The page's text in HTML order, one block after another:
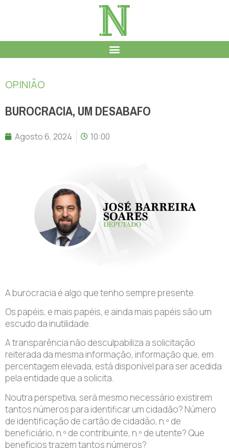
OPINIÃO
BUROCRACIA, UM DESABAFO
Agosto 6, 2024 10:00
A burocracia é algo que tenho sempre presente.
Os papéis, e mais papéis, e ainda mais papéis são um
escudo da inutilidade.
A transparência não desculpabiliza a solicitação
reiterada da mesma informação, informação que, em
percentagem elevada, está disponível para ser acedida
pela entidade que a solicita.
Noutra perspetiva, será mesmo necessário existirem
tantos números para identificar um cidadão? Número
de identificação de cartão de cidadão, n.º de
beneficiário, n.º de contribuinte, n.º de utente? Que
benefícios trazem tantos números?